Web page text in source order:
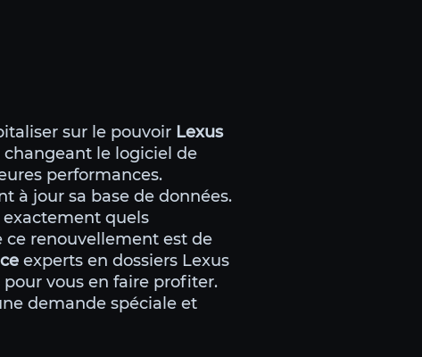
sur le pouvoir Lexus
le logiciel de
performances.
à jour sa base de données.
quels
ce renouvellement est de
experts en dossiers Lexus
vous en faire profiter.
demande spéciale et